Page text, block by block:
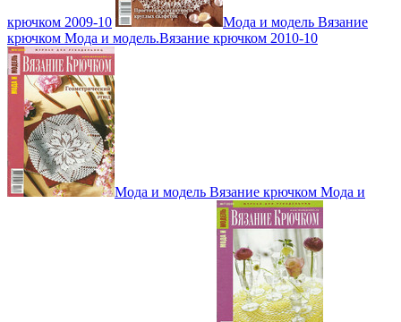
крючком 2009-10
Мода и модель Вязание
крючком Мода и модель.Вязание крючком 2010-10
Мода и модель Вязание крючком Мода и